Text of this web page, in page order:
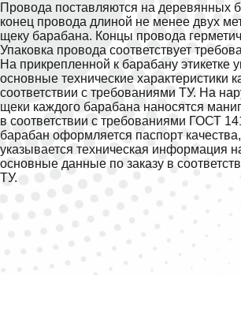
Провода поставляются на деревянных
конец провода длиной не менее двух
щеку барабана. Концы провода
Упаковка провода соответствует
На прикрепленной к барабану этикетке
основные технические характеристики
соответствии с требованиями ТУ. На
щеки каждого барабана наносятся
в соответствии с требованиями ГОСТ
барабан оформляется паспорт
указывается техническая информация
основные данные по заказу в
ТУ.